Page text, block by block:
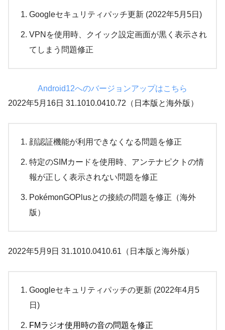
Googleセキュリティパッチ更新 (2022年5月5日)
VPNを使用時、クイック設定画面が黒く表示され
てしまう問題修正
Android12へのバージョンアップはこちら
2022年5月16日 31.1010.0410.72（日本版と海外版）
顔認証機能が利用できなくなる問題を修正
特定のSIMカードを使用時、アンテナピクトの情
報が正しく表示されない問題を修正
PokémonGOPlusとの接続の問題を修正（海外
版）
2022年5月9日 31.1010.0410.61（日本版と海外版）
Googleセキュリティパッチの更新 (2022年4月5
日)
FMラジオ使用時の音の問題を修正